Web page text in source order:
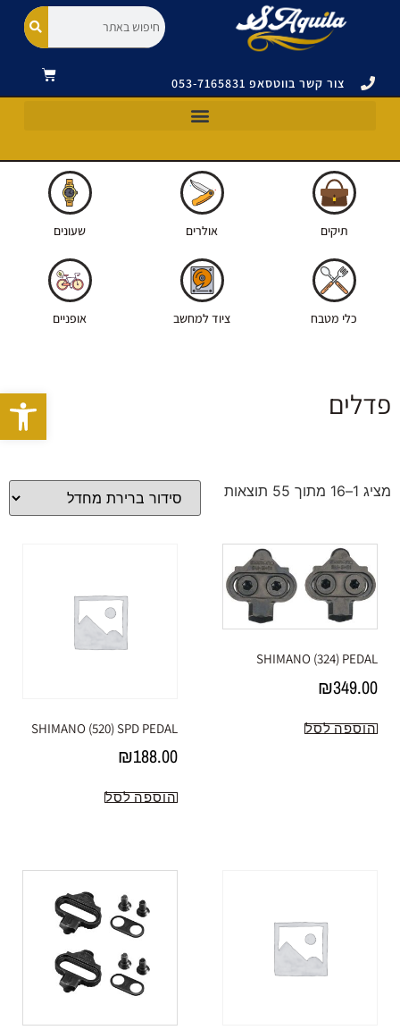
פתח
צור קשר בווטסאפ 053-7165831
תיקים אולרים שעונים
כלי מטבח ציוד למחשב אופניים
פדלים
מציג 1–16 מתוך 55 תוצאות
SHIMANO (324) PEDAL
₪349.00
הוספה לסל SHIMANO (520) SPD PEDAL
₪188.00
הוספה לסל